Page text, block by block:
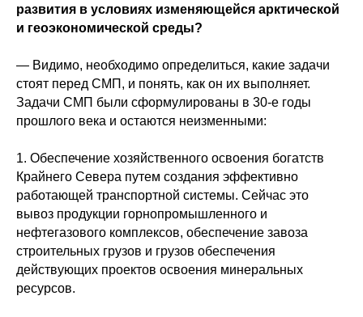
развития в условиях изменяющейся арктической
и геоэкономической среды?
— Видимо, необходимо определиться, какие задачи
стоят перед СМП, и понять, как он их выполняет.
Задачи СМП были сформулированы в 30-е годы
прошлого века и остаются неизменными:
1. Обеспечение хозяйственного освоения богатств
Крайнего Севера путем создания эффективно
работающей транспортной системы. Сейчас это
вывоз продукции горнопромышленного и
нефтегазового комплексов, обеспечение завоза
строительных грузов и грузов обеспечения
действующих проектов освоения минеральных
ресурсов.